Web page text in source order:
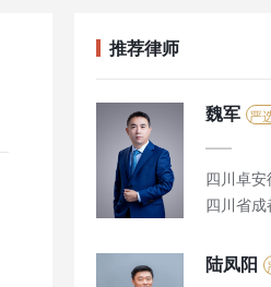
推荐律师
魏军 严
四川卓
四川省
陆凤阳